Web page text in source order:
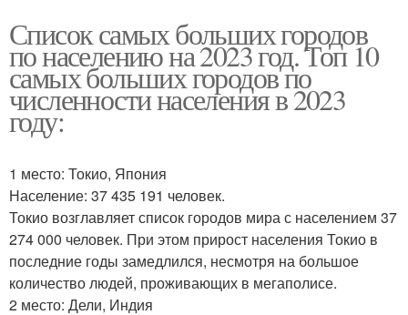
Список самых больших городов
по населению на 2023 год. Топ 10
самых больших городов по
численности населения в 2023
году:
1 место: Токио, Япония
Население: 37 435 191 человек.
Токио возглавляет список городов мира с населением 37
274 000 человек. При этом прирост населения Токио в
последние годы замедлился, несмотря на большое
количество людей, проживающих в мегаполисе.
2 место: Дели, Индия